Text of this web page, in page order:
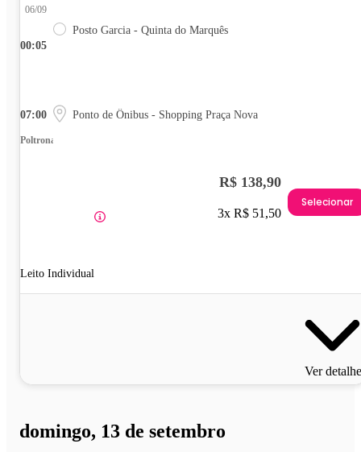
00:05
06/09
Posto Garcia - Quinta do Marquês
07:00 Ponto de Ônibus - Shopping Praça Nova
Poltrona
Leito Individual
R$ 138,90
3x R$ 51,50
Selecionar
Ver
domingo, 13 de setembro